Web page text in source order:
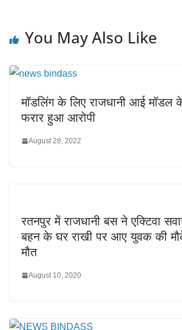
You May Also Like
मॉडलिंग के लिए राजधानी आई मॉडल
फरार हुआ आरोपी
August 28, 2022
रतनपुर में राजधानी बस ने एक्टिवा
बहन के घर राखी पर आए युवक की
मौत
August 10, 2020